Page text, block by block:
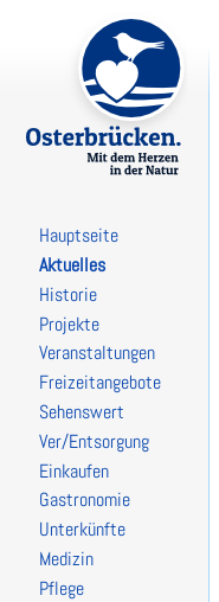
Hauptseite
Aktuelles
Historie
Projekte
Veranstaltungen
Freizeitangebote
Sehenswert
Ver/Entsorgung
Einkaufen
Gastronomie
Unterkünfte
Medizin
Pflege